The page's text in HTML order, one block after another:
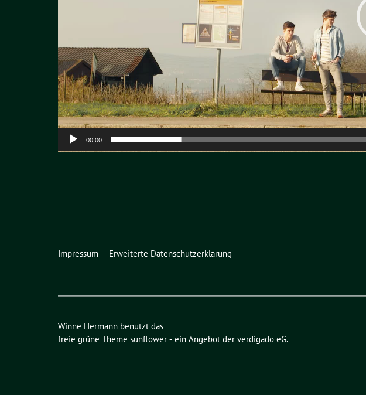
00:00
Impressum Erweiterte Datenschutzerklärung
Winne Hermann benutzt das
freie grüne Theme sunflower ‐ ein Angebot der verdigado eG.